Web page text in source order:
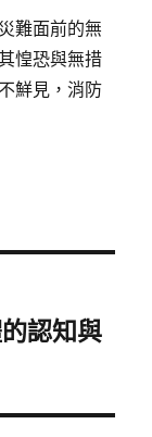
難面前的無
惶恐與無措
鮮見，消防
認知與